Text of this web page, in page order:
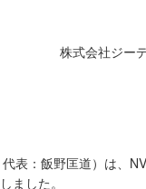
株式会社ジー
表：飯野匡道）は、
した。